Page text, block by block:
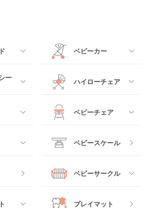
ベビーカー
すべて
ベビーカーその他
ー
ハイローチェア
すべて
ベビーチェア
すべて
ベビースケール
ベビーサークル
すべて
プレイマット